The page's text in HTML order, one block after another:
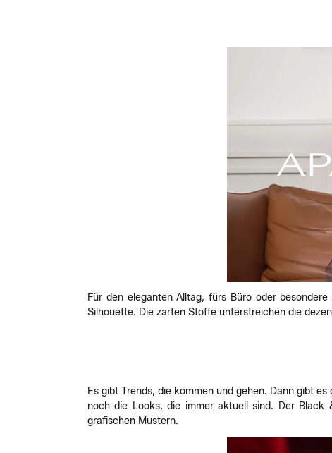
Für den eleganten Alltag, fürs Büro oder
Silhouette. Die zarten Stoffe unterstreichen die
Es gibt Trends, die kommen und gehen. Dann gibt
noch die Looks, die immer aktuell sind. Der
grafischen Mustern.